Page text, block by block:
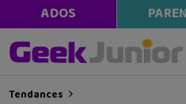
ADOS
Tendances